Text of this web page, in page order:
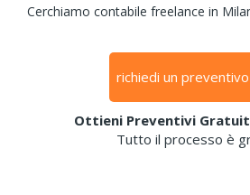
Cerchiamo contabile freelance in
richiedi un
Ottieni Preventivi
Tutto il processo è